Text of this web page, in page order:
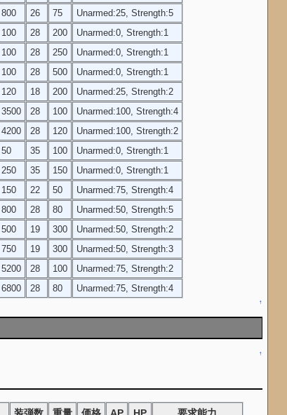
800 26 75
Unarmed:25, Strength:5
100 28 200
Unarmed:0, Strength:1
100 28 250
Unarmed:0, Strength:1
100 28 500
Unarmed:0, Strength:1
120 18 200
Unarmed:25, Strength:2
3500 28 100
Unarmed:100, Strength:4
4200 28 120
Unarmed:100, Strength:2
50 35 100
Unarmed:0, Strength:1
250 35 150
Unarmed:0, Strength:1
150 22 50
Unarmed:75, Strength:4
800 28 80
Unarmed:50, Strength:5
500 19 300
Unarmed:50, Strength:2
750 19 300
Unarmed:50, Strength:3
5200 28 100
Unarmed:75, Strength:2
6800 28 80 Unarmed:75, Strength:4
↑
↑